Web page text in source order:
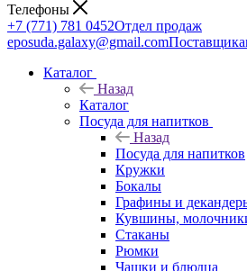
Телефоны
+7 (771) 781 0452Отдел продаж
eposuda.galaxy@gmail.com
Каталог
Назад
Каталог
Посуда для напитков
Назад
Посуда для напитков
Кружки
Бокалы
Графины и
Кувшины,
Стаканы
Рюмки
Чашки и блюдца